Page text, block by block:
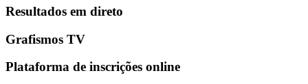
Resultados em direto
Grafismos TV
Plataforma de inscrições online